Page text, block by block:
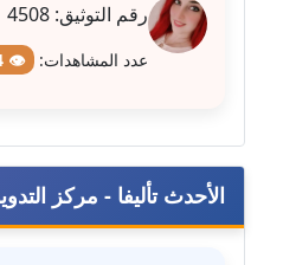
مدونة عزة بركة
عاملة
مدونة عفاف
رقم التوثيق: 4508
عدد المشاهدات: 👁 4234
الأحدث تأليفا - مركز